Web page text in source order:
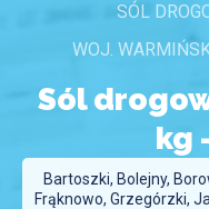
SÓL
WOJ.
Sól
kg
Bartoszki, Bolejny,
Frąknowo, Grzegórzki,